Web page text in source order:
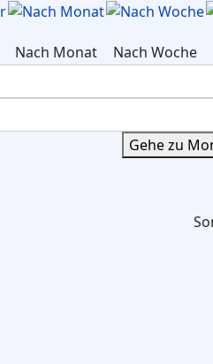
Nach Monat Nach Woche
Gehe zu